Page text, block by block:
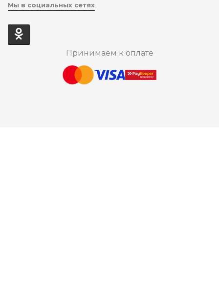
Мы в социальных сетях
Принимаем к оплате